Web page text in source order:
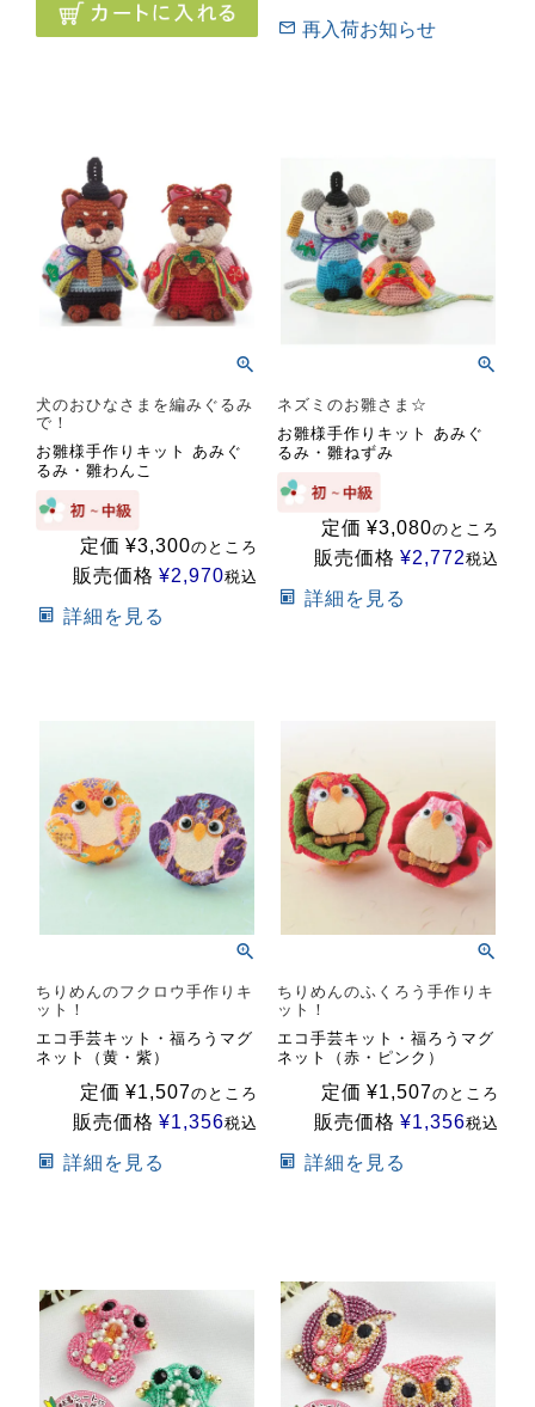
再入荷お知らせ
犬のおひなさまを編みぐるみ
で！
お雛様手作りキット あみぐ
るみ・雛わんこ
定価 ¥3,300のところ
販売価格 ¥2,970税込
詳細を見る
ネズミのお雛さま☆
お雛様手作りキット あみぐ
るみ・雛ねずみ
定価 ¥3,080のところ
販売価格 ¥2,772税込
詳細を見る
ちりめんのフクロウ手作りキ
ット！
エコ手芸キット・福ろうマグ
ネット（黄・紫）
定価 ¥1,507のところ
販売価格 ¥1,356税込
詳細を見る
ちりめんのふくろう手作りキ
ット！
エコ手芸キット・福ろうマグ
ネット（赤・ピンク）
定価 ¥1,507のところ
販売価格 ¥1,356税込
詳細を見る